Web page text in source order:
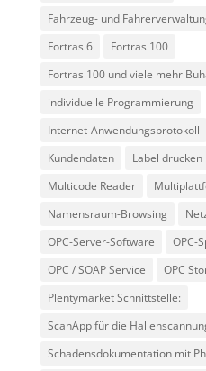
Fahrzeug- und
Fortras 6
Fortras 100
Fortras 100 und viele mehr
individuelle Programmierung
Internet-Anwendungsprotokoll
Kundendaten
Label drucken
Multicode Reader
Namensraum-Browsing
OPC-Server-Software
OPC-
OPC / SOAP Service
OPC
Plentymarket Schnittstelle:
ScanApp für die
Schadensdokumentation mit